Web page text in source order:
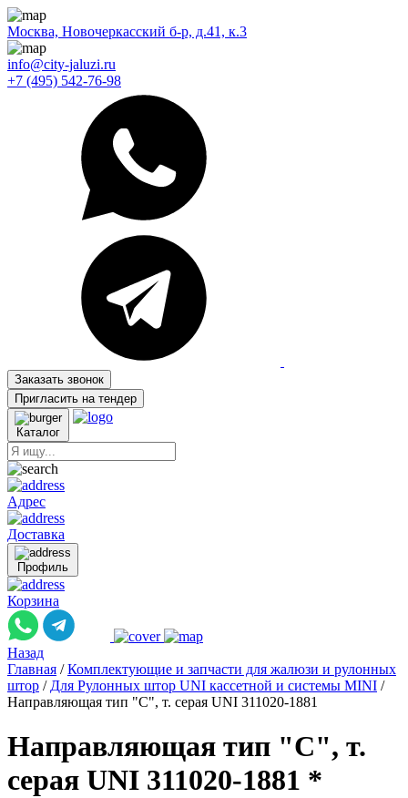
Москва, Новочеркасский б-р, д.41, к.3
info@city-jaluzi.ru
+7 (495) 542-76-98
Заказать звонок
Пригласить на тендер
Каталог
Адрес
Доставка
Профиль
Корзина
Назад
Главная / Комплектующие и запчасти для жалюзи и рулонных
штор / Для Рулонных штор UNI кассетной и системы MINI /
Направляющая тип "С", т. серая UNI 311020-1881
Направляющая тип "С", т.
серая UNI 311020-1881 *